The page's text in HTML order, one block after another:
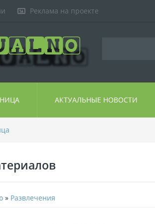
Реклама на проекте
АКТУАЛЬНЫЕ НОВОСТИ
» Развлечения